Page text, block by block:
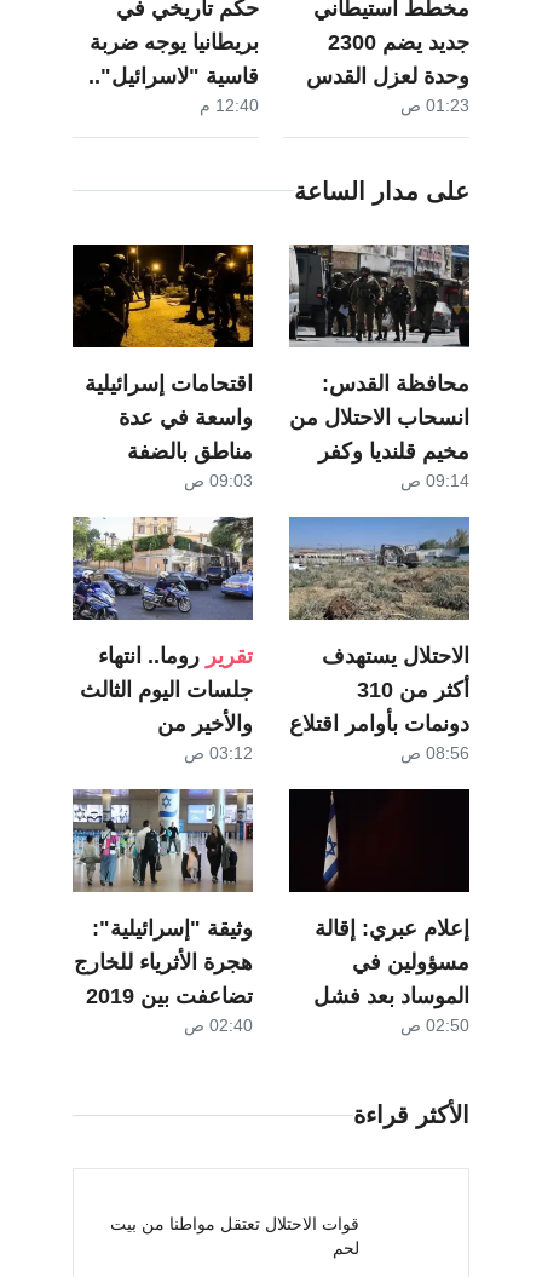
58 ألف إصابة بـ "جدري الماء" في قطاع
غزة منذ بداية العام الجاري
الاحتلال يسلّم إخطارات بهدم منازل
ومنشآت في جبع شمال القدس
بيانات: تراجع الملاحة عبر مضيقي هرمز
وباب المندب
مشددة
الاحتلال يوسع تجريف الأراضي في جنين
مستوطنون يوسعون تسييج أراضٍ بالأغوار
الشمالية
انفجاران بمضيق هرمز بالتزامن مع مباحثات
حوله
الاحتلال يهدم بناية سكنية في كفر قاسم
إصابات واعتقالات خلال اقتحامات متصاعدة
للاحتلال بالضفة
"إسـرائيـل" تُواصـل خرق اتفاقيـة وقف
إطـلاق النار في قطـاع غزة
محافظة القدس: انسحاب الاحتلال من مخيم
قلنديا وكفر عقب بعد عدوان استمر يومين
مخطط استيطاني
جديد يضم 2300
وحدة لعزل القدس
عن بيت لحم
01:23 ص
حكم تاريخي في
بريطانيا يوجه ضربة
قاسية "لاسرائيل"..
مناهضتك للصهيونية
لا تعني معاداتك
12:40 م
على مدار الساعة
محافظة القدس:
انسحاب الاحتلال من
مخيم قلنديا وكفر
عقب بعد عدوان
استمر يومين
09:14 ص
اقتحامات إسرائيلية
واسعة في عدة
مناطق بالضفة
09:03 ص
الاحتلال يستهدف
أكثر من 310
دونمات بأوامر اقتلاع
أشجار في جنين
08:56 ص
تقرير روما.. انتهاء
جلسات اليوم الثالث
والأخير من
مفاوضات لبنان
وكيان العدو
03:12 ص
إعلام عبري: إقالة
مسؤولين في
الموساد بعد فشل
خطة لإسقاط نظام
02:50 ص
وثيقة "إسرائيلية":
هجرة الأثرياء للخارج
تضاعفت بين 2019
و2024
02:40 ص
الأكثر قراءة
قوات الاحتلال تعتقل مواطنا من بيت
لحم